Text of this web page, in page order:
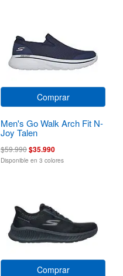
Comprar
Men's Go Walk Arch Fit N-
Joy Talen
$59.990$35.990
Disponible en 3 colores
Comprar